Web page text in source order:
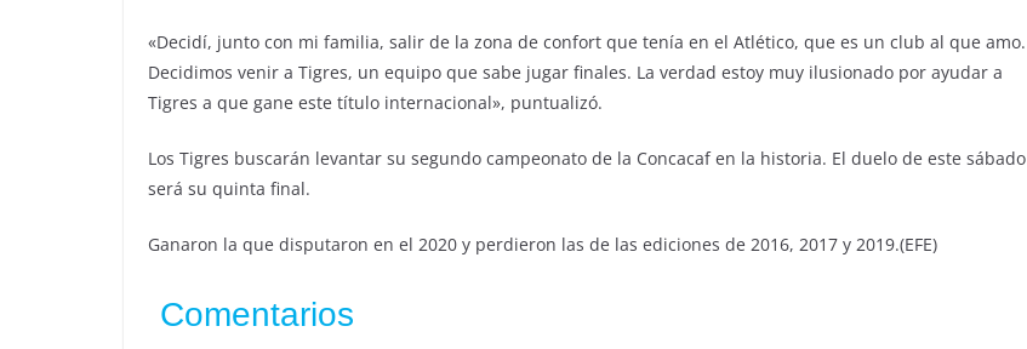
«Decidí, junto con mi familia, salir de la zona de confort que tenía en el Atlético, que es un club al que amo.
Decidimos venir a Tigres, un equipo que sabe jugar finales. La verdad estoy muy ilusionado por ayudar a
Tigres a que gane este título internacional», puntualizó.
Los Tigres buscarán levantar su segundo campeonato de la Concacaf en la historia. El duelo de este sábado
será su quinta final.
Ganaron la que disputaron en el 2020 y perdieron las de las ediciones de 2016, 2017 y 2019.(EFE)
Comentarios